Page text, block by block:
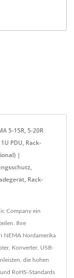
5-15R, 5-20R
PDU, Rack-
|
Rack-
Company ein
Ihre
NEMA Nordamerika
Konverter, USB-
die hohen
RoHS-Standards